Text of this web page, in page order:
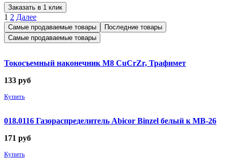
Заказать в 1 клик
1 2 Далее
Самые продаваемые товары
Последние товары
Самые продаваемые товары
Токосъемный наконечник М8 CuCrZr, Трафимет
133 руб
Купить
018.0116 Газораспределитель Abicor Binzel белый к MB-26
171 руб
Купить